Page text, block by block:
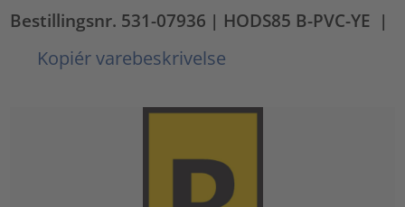
Bestillingsnr. 531-07936 | HODS85 B-PVC-YE |
Kopiér varebeskrivelse